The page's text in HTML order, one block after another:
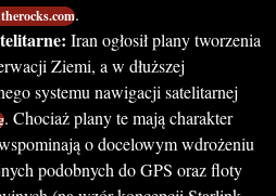
.
Iran ogłosił plany tworzenia
Ziemi, a w dłuższej
systemu nawigacji satelitarnej
. Chociaż plany te mają charakter
o docelowym wdrożeniu
podobnych do GPS oraz floty